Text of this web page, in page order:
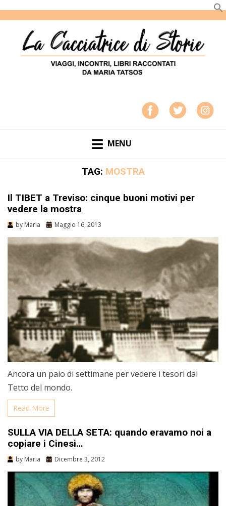
LA CACCIATRICE DI STORIE
VIAGGI, INCONTRI, LIBRI RACCONTATI DA MARIA
TATSOS
MENU
TAG: MOSTRA
Il TIBET a Treviso: cinque buoni motivi per
vedere la mostra
by Maria Maggio 16, 2013
Ancora un paio di settimane per vedere i tesori dal
Tetto del mondo.
Read More
SULLA VIA DELLA SETA: quando eravamo noi a
copiare i Cinesi…
by Maria Dicembre 3, 2012